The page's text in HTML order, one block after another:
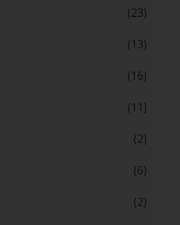
(23)
(13)
(16)
(11)
(2)
(6)
(2)